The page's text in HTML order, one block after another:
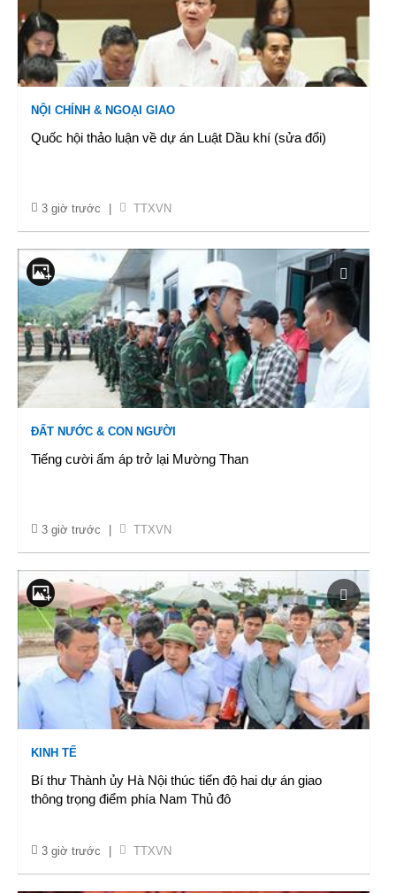
NỘI CHÍNH & NGOẠI GIAO
Quốc hội thảo luận về dự án Luật Dầu khí (sửa đổi)
3 giờ trước TTXVN
ĐẤT NƯỚC & CON NGƯỜI
Tiếng cười ấm áp trở lại Mường Than
3 giờ trước TTXVN
KINH TẾ
Bí thư Thành ủy Hà Nội thúc tiến độ hai dự án giao
thông trọng điểm phía Nam Thủ đô
3 giờ trước TTXVN